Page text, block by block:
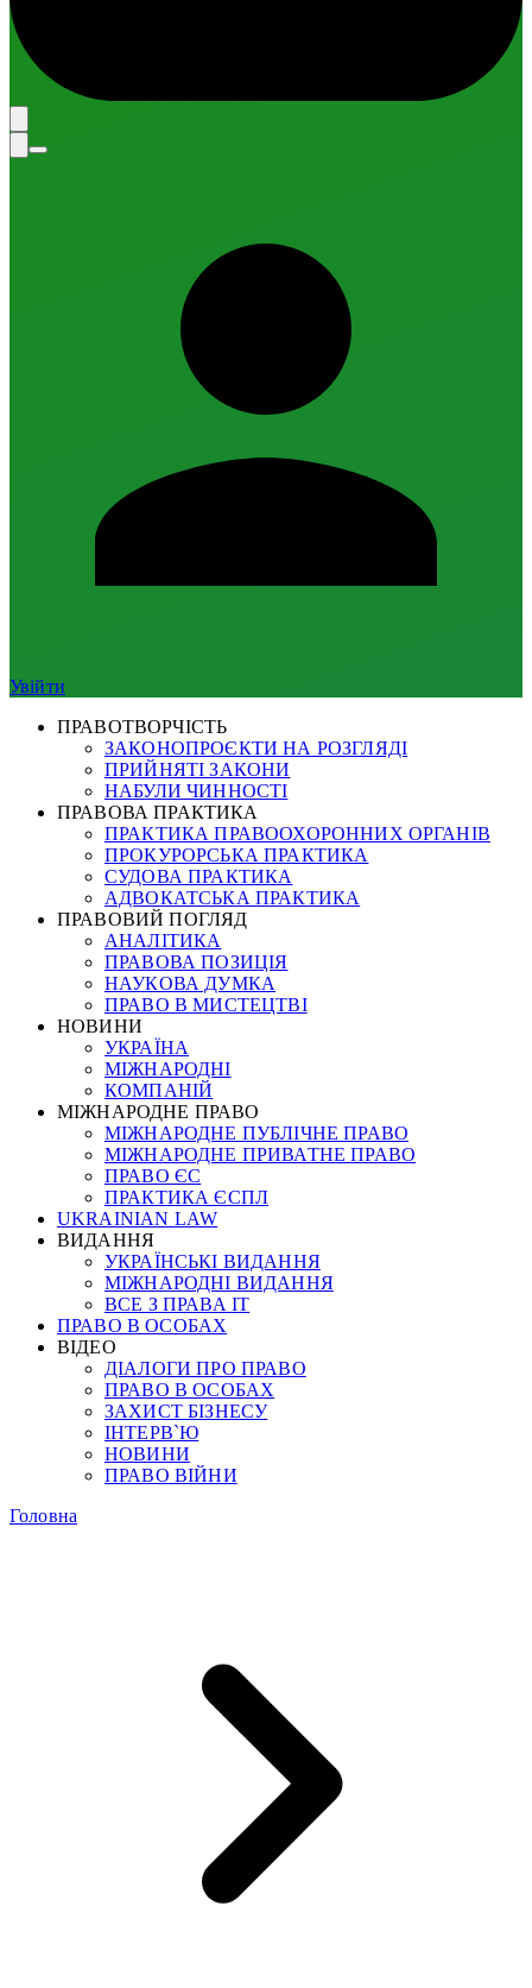
Увійти
ПРАВОТВОРЧІСТЬ
ЗАКОНОПРОЄКТИ НА РОЗГЛЯДІ
ПРИЙНЯТІ ЗАКОНИ
НАБУЛИ ЧИННОСТІ
ПРАВОВА ПРАКТИКА
ПРАКТИКА ПРАВООХОРОННИХ ОРГАНІВ
ПРОКУРОРСЬКА ПРАКТИКА
СУДОВА ПРАКТИКА
АДВОКАТСЬКА ПРАКТИКА
ПРАВОВИЙ ПОГЛЯД
АНАЛІТИКА
ПРАВОВА ПОЗИЦІЯ
НАУКОВА ДУМКА
ПРАВО В МИСТЕЦТВІ
НОВИНИ
УКРАЇНА
МІЖНАРОДНІ
КОМПАНІЙ
МІЖНАРОДНЕ ПРАВО
МІЖНАРОДНЕ ПУБЛІЧНЕ ПРАВО
МІЖНАРОДНЕ ПРИВАТНЕ ПРАВО
ПРАВО ЄС
ПРАКТИКА ЄСПЛ
UKRAINIAN LAW
ВИДАННЯ
УКРАЇНСЬКІ ВИДАННЯ
МІЖНАРОДНІ ВИДАННЯ
ВСЕ З ПРАВА ІТ
ПРАВО В ОСОБАХ
ВІДЕО
ДІАЛОГИ ПРО ПРАВО
ПРАВО В ОСОБАХ
ЗАХИСТ БІЗНЕСУ
ІНТЕРВ`Ю
НОВИНИ
ПРАВО ВІЙНИ
Головна